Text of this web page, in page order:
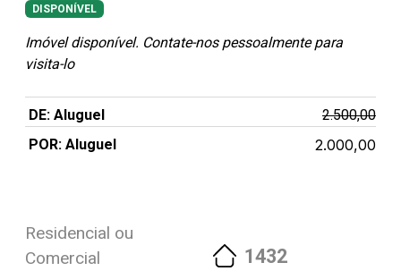
DISPONÍVEL
Imóvel disponível. Contate-nos pessoalmente para
visita-lo
DE: Aluguel
2.500,00
POR: Aluguel
2.000,00
Residencial ou
Comercial
1432